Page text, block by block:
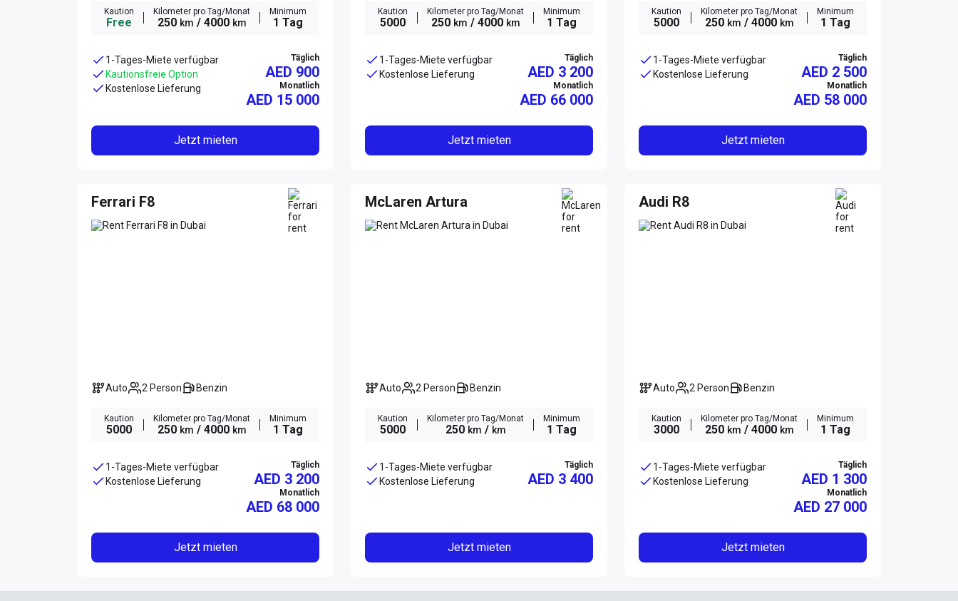
Kaution
Free
Kilometer pro Tag/Monat
250 km / 4000 km
Minimum
1 Tag
1-Tages-Miete verfügbar
Kautionsfreie Option
Kostenlose Lieferung
Täglich
AED 900
Monatlich
AED 15 000
Jetzt mieten
Kaution
5000
Kilometer pro Tag/Monat
250 km / 4000 km
Minimum
1 Tag
1-Tages-Miete verfügbar
Kostenlose Lieferung
Täglich
AED 3 200
Monatlich
AED 66 000
Jetzt mieten
Kaution
5000
Kilometer pro Tag/Monat
250 km / 4000 km
Minimum
1 Tag
1-Tages-Miete verfügbar
Kostenlose Lieferung
Täglich
AED 2 500
Monatlich
AED 58 000
Jetzt mieten
Ferrari F8
Auto 2 Person Benzin
Kaution
5000
Kilometer pro Tag/Monat
250 km / 4000 km
Minimum
1 Tag
1-Tages-Miete verfügbar
Kostenlose Lieferung
Täglich
AED 3 200
Monatlich
AED 68 000
Jetzt mieten
McLaren Artura
Auto 2 Person Benzin
Kaution
5000
Kilometer pro Tag/Monat
250 km / km
Minimum
1 Tag
1-Tages-Miete verfügbar
Kostenlose Lieferung
Täglich
AED 3 400
Jetzt mieten
Audi R8
Auto 2 Person Benzin
Kaution
3000
Kilometer pro Tag/Monat
250 km / 4000 km
Minimum
1 Tag
1-Tages-Miete verfügbar
Kostenlose Lieferung
Täglich
AED 1 300
Monatlich
AED 27 000
Jetzt mieten